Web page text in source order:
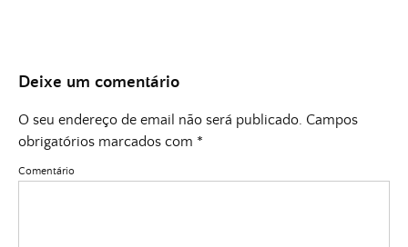
Deixe um comentário
O seu endereço de email não será publicado. Campos
obrigatórios marcados com *
Comentário